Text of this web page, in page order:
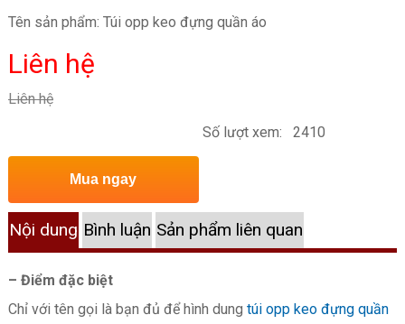
Tên sản phẩm: Túi opp keo đựng quần áo
Liên hệ
Liên hệ
Số lượt xem:
2410
Mua ngay
Nội dung Bình luận Sản phẩm liên quan
– Điểm đặc biệt
Chỉ với tên gọi là bạn đủ để hình dung túi opp keo đựng quần